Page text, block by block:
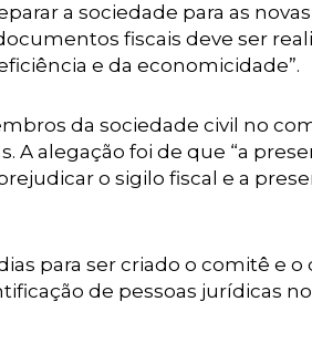
a sociedade para as novas
fiscais deve ser
e da economicidade”.
da sociedade civil no
A alegação foi de que “a
o sigilo fiscal e a
para ser criado o comitê e o
de pessoas jurídicas